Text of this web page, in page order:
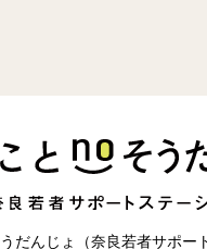
だんじょ（奈良若者サポー